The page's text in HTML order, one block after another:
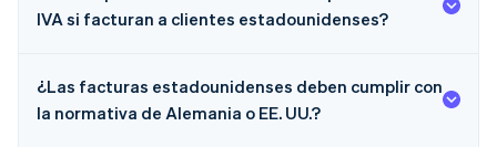
IVA si facturan a clientes estadounidenses?
¿Las facturas estadounidenses deben cumplir con
la normativa de Alemania o EE. UU.?